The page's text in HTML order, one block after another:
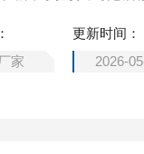
家
更新时间：
2026-